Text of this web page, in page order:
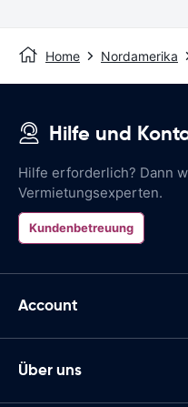
Home Nordamerika
Hilfe und
Hilfe erforderlich? Dann
Vermietungsexperten.
Kundenbetreuung
Account
Über uns